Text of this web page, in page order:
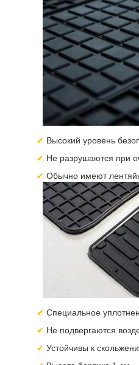
Высокий уровень
Не разрушаются при
Обычно имеют
Специальное
Не подвергаются
Устойчивы к